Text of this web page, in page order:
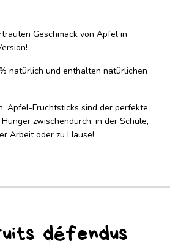
Geschmack von Apfel in
natürlich und enthalten natürlichen
Apfel-Fruchtsticks sind der perfekte
zwischendurch, in der Schule,
Arbeit oder zu Hause!
défendus